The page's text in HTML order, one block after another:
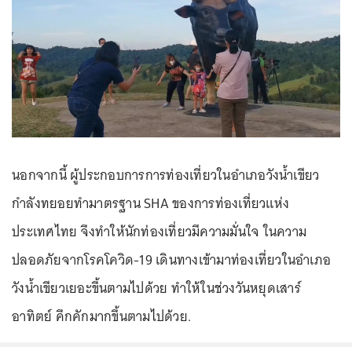
นอกจากนี้ ผู้ประกอบการการท่องเที่ยวในอำเภอวังน้ำเขียว
กำลังทยอยทำมาตรฐาน SHA ของการท่องเที่ยวแห่ง
ประเทศไทย จึงทำให้นักท่องเที่ยวมีความมั่นใจ ในความ
ปลอดภัยจากโรคโควิด-19 เดินทางเข้ามาท่องเที่ยวในอำเภอ
วังน้ำเขียวเยอะขึ้นตามไปด้วย ทำให้ในช่วงวันหยุดเสาร์
อาทิตย์ คึกคักมากขึ้นตามไปด้วย.